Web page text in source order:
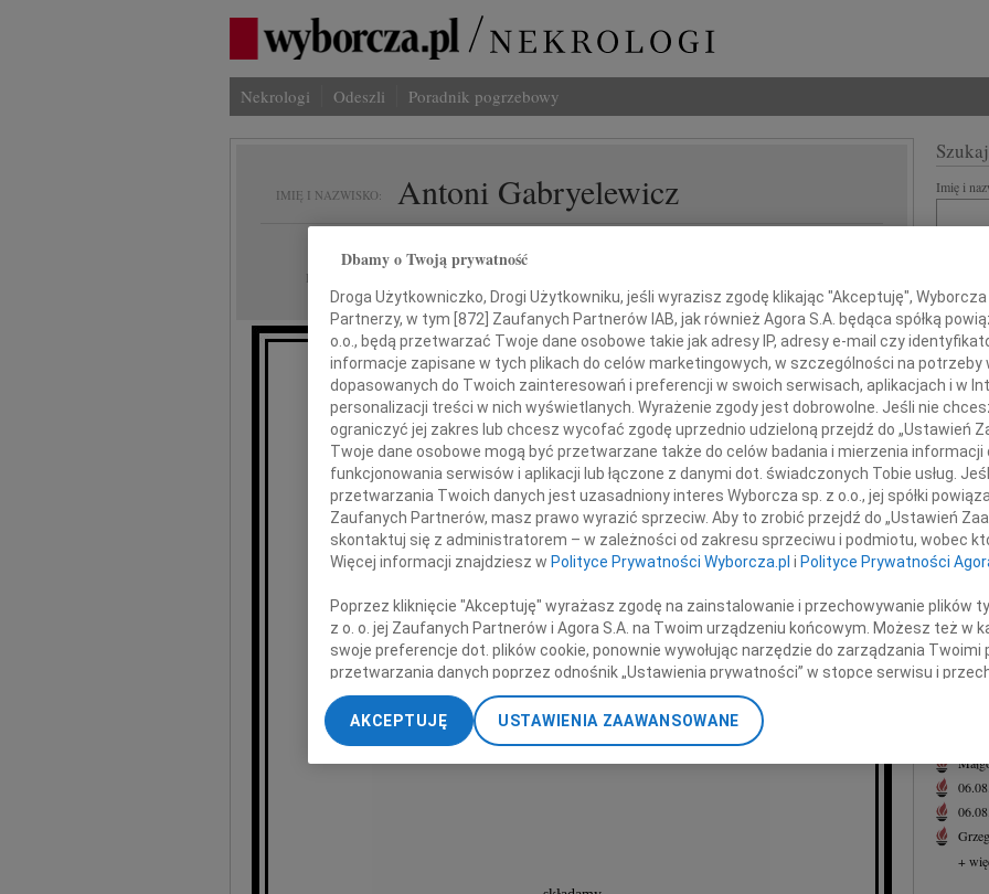
Nekrologi Odeszli Poradnik pogrzebowy
IMIĘ I NAZWISKO: Antoni Gabryelewicz
DATA EMISJI:
Z ogromnym żalem
przyjęliśmy wiadomość o śmierci
Prof. dr. hab. n. med.
Antoniego Gabryelewicza
wieloletniego Kierownika Kliniki Gastroenterologii
Akademii Medycznej w Białymstoku,
naszego Drogiego Nauczyciela i Przyjaciela
Żonie i Rodzinie
Imię i
INNE
Pani
Z
Z
+
+
Dbamy o Twoją prywatność
Droga Użytkowniczko, Drogi Użytkowniku, jeśli wyrazisz zgodę klikając "Akceptuję",
Partnerzy, w tym [ 872 ] Zaufanych Partnerów IAB, jak również Agora S.A. będąca spółką
o.o., będą przetwarzać Twoje dane osobowe takie jak adresy IP, adresy e-mail czy
informacje zapisane w tych plikach do celów marketingowych, w szczególności na potrzeby
dopasowanych do Twoich zainteresowań i preferencji w swoich serwisach, aplikacjach i w
personalizacji treści w nich wyświetlanych. Wyrażenie zgody jest dobrowolne. Jeśli nie
ograniczyć jej zakres lub chcesz wycofać zgodę uprzednio udzieloną przejdź do „Ustawień
Twoje dane osobowe mogą być przetwarzane także do celów badania i mierzenia
funkcjonowania serwisów i aplikacji lub łączone z danymi dot. świadczonych Tobie usług.
przetwarzania Twoich danych jest uzasadniony interes Wyborcza sp. z o.o., jej spółki
Zaufanych Partnerów, masz prawo wyrazić sprzeciw. Aby to zrobić przejdź do „Ustawień
skontaktuj się z administratorem – w zależności od zakresu sprzeciwu i podmiotu, wobec
Więcej informacji znajdziesz w Polityce Prywatności Wyborcza.pl i Polityce Prywatności
Poprzez kliknięcie "Akceptuję" wyrażasz zgodę na zainstalowanie i przechowywanie plików
z o. o. jej Zaufanych Partnerów i Agora S.A. na Twoim urządzeniu końcowym. Możesz też w
swoje preferencje dot. plików cookie, ponownie wywołując narzędzie do zarządzania Twoimi
przetwarzania danych poprzez odnośnik „Ustawienia prywatności” w stopce serwisu i
„Ustawienia zaawansowane”. Zmiana ustawień plików cookie możliwa jest także za pomocą
My, nasi Zaufani Partnerzy i Agora S.A. możemy przetwarzać dane osobowe w
dokładnych danych geolokalizacyjnych. Aktywne skanowanie charakterystyki urządzenia do
Przechowywanie informacji na urządzeniu lub dostęp do nich. Spersonalizowane reklamy i
USTAWIENIA ZAAWANSOWANE
AKCEPTUJĘ